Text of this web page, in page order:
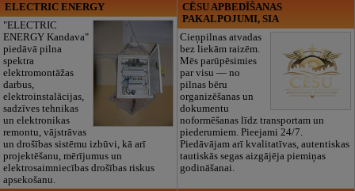
ELECTRIC ENERGY
"ELECTRIC
ENERGY Kandava"
piedāvā pilna
spektra
elektromontāžas
darbus,
elektroinstalācijas,
sadzīves tehnikas
un elektronikas
remontu, vājstrāvas
un drošības sistēmu izbūvi, kā arī
projektēšanu, mērījumus un
elektrosaimniecības drošības riskus
apsekošanu.
CĒSU APBEDĪŠANAS
PAKALPOJUMI, SIA
Cieņpilnas atvadas
bez liekām raizēm.
Mēs parūpēsimies
par visu — no
pilnas bēru
organizēšanas un
dokumentu
noformēšanas līdz transportam un
piederumiem. Pieejami 24/7.
Piedāvājam arī kvalitatīvas, autentiskas
tautiskās segas aizgājēja piemiņas
godināšanai.